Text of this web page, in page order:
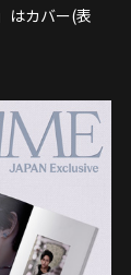
はカバー(表